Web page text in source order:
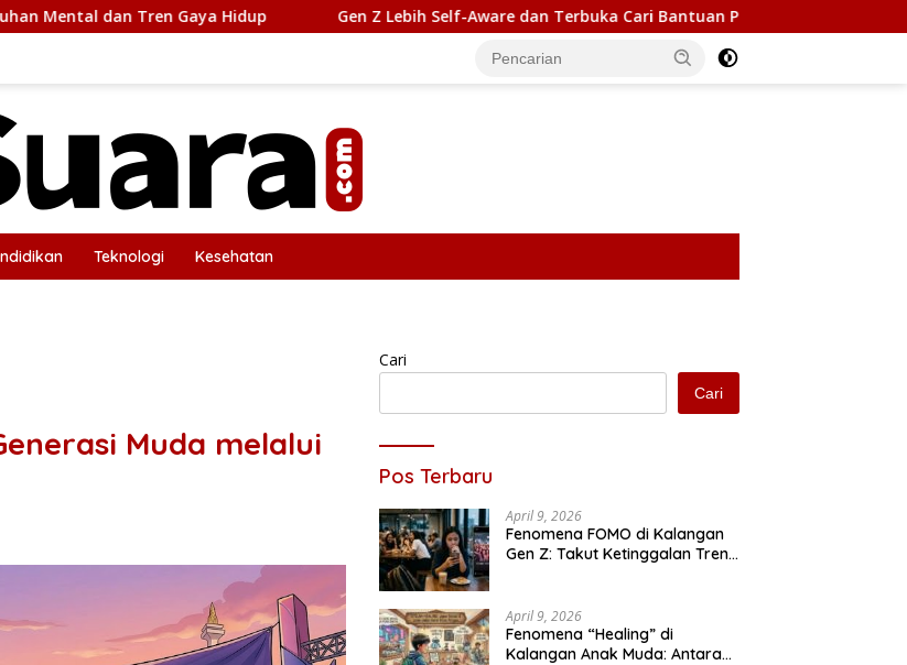
Gaya Hidup Gen Z Lebih Self-Aware dan Terbuka Cari Bantuan Profesional untuk Kesehatan Mental
Teknologi Kesehatan
Muda melalui
Cari
Cari
Pos Terbaru
April 9, 2026
Fenomena FOMO di Kalangan
Gen Z: Takut Ketinggalan Tren
April 9, 2026
Fenomena “Healing” di
Kalangan Anak Muda: Antara